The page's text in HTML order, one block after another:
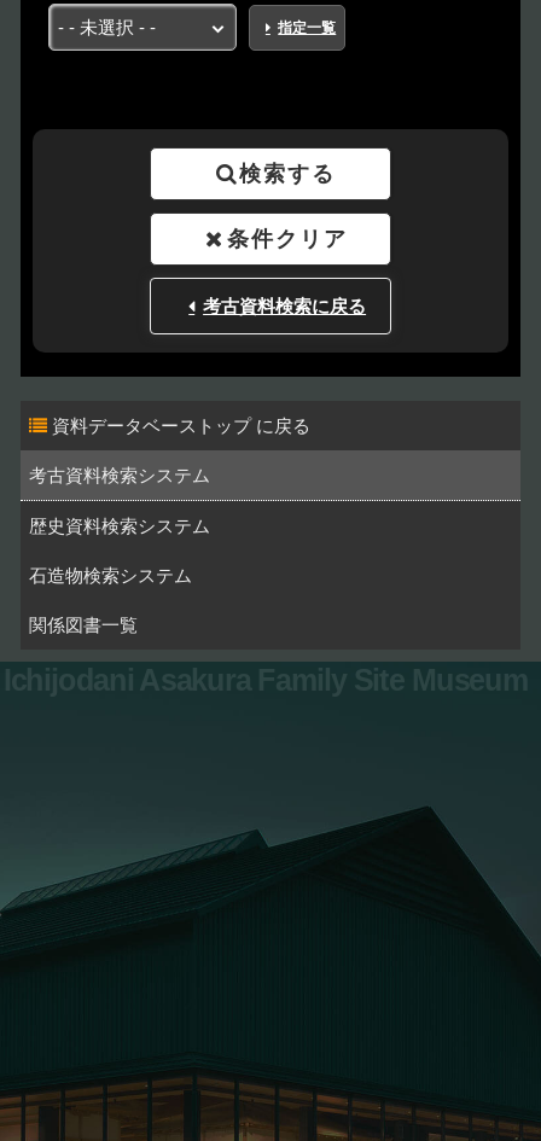
指定一覧
検索する
条件クリア
考古資料検索に戻る
資料データベーストップ
考古資料検索システム
歴史資料検索システム
石造物検索システム
関係図書一覧
Ichijodani Asakura Family Site Museum